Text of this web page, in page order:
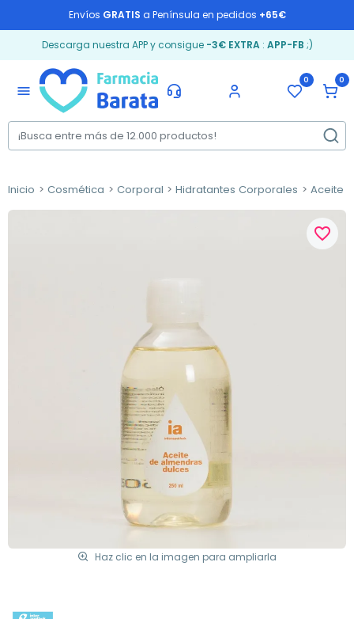
Envíos GRATIS a Península en pedidos +65€
Descarga nuestra APP y consigue -3€ EXTRA: APP-FB ;)
menu
0 0
Inicio Cosmética Corporal Hidratantes Corporales Aceite
Haz clic en la imagen para ampliarla
favorite_border